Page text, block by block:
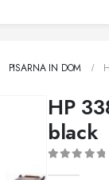
PISARNA IN DOM
HP
black